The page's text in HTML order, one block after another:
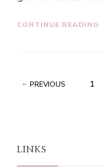
CONTINUE READING
Posts
PREVIOUS PAGE
1
LINKS